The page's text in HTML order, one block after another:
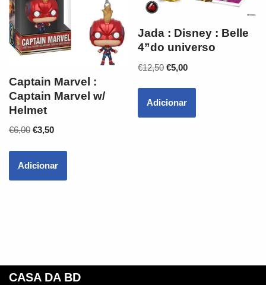
Captain Marvel :
Captain Marvel w/
Helmet
€6,00 €3,50
Adicionar
Jada : Disney : Belle
4”do universo
€12,50 €5,00
Adicionar
CASA DA BD